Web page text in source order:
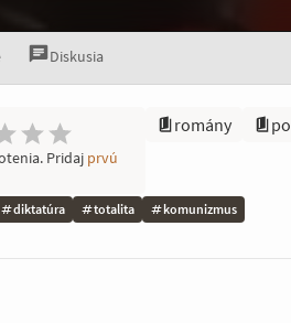
Diskusia
Pridaj prvú
romány
diktatúra totalita komunizmus